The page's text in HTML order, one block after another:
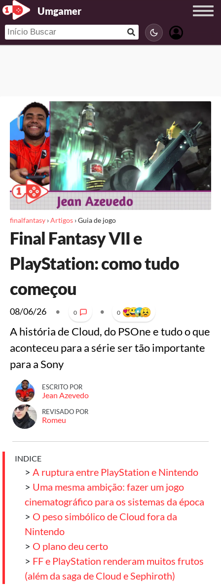
Umgamer
finalfantasy ›Artigos ›Guia de jogo
Final Fantasy VII e
PlayStation: como tudo
começou
08/06/26 • 0 • 0
A história de Cloud, do PSOne e tudo o que
aconteceu para a série ser tão importante
para a Sony
ESCRITO POR
Jean Azevedo
REVISADO POR
Romeu
INDICE
> A ruptura entre PlayStation e Nintendo
> Uma mesma ambição: fazer um jogo
cinematográfico para os sistemas da época
> O peso simbólico de Cloud fora da
Nintendo
> O plano deu certo
> FF e PlayStation renderam muitos frutos
(além da saga de Cloud e Sephiroth)